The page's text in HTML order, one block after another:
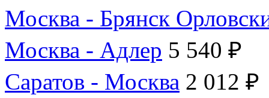
Москва - Брянск
Москва - Адлер 5 540 ₽
Саратов - Москва 2 012 ₽